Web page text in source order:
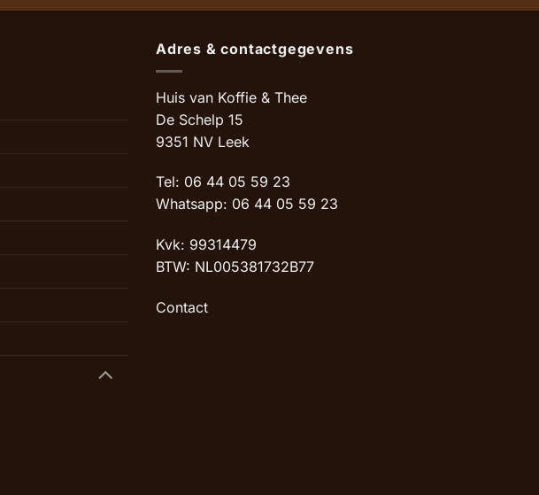
Adres & contactgegevens
Huis van Koffie & Thee
De Schelp 15
9351 NV Leek
Tel: 06 44 05 59 23
Whatsapp: 06 44 05 59 23
Kvk: 99314479
BTW: NL005381732B77
Contact